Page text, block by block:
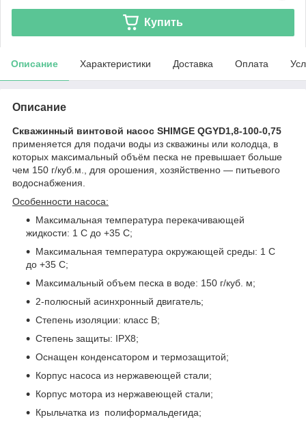
Купить
Описание Характеристики Доставка Оплата
Описание
Скважинный винтовой насос SHIMGE QGYD1,8-100-0,75
применяется для подачи воды из скважины или колодца, в
которых максимальный объём песка не превышает больше
чем 150 г/куб.м., для орошения, хозяйственно ― питьевого
водоснабжения.
Особенности насоса:
Максимальная температура перекачивающей
жидкости: 1 С до +35 С;
Максимальная температура окружающей среды: 1 С
до +35 С;
Максимальный объем песка в воде: 150 г/куб. м;
2-полюсный асинхронный двигатель;
Степень изоляции: класс В;
Степень защиты: IPX8;
Оснащен конденсатором и термозащитой;
Корпус насоса из нержавеющей стали;
Корпус мотора из нержавеющей стали;
Крыльчатка из полиформальдегида;